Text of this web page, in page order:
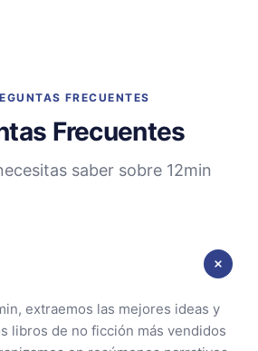
FRECUENTES
Frecuentes
saber sobre 12min
extraemos las mejores ideas y
libros de no ficción más vendidos